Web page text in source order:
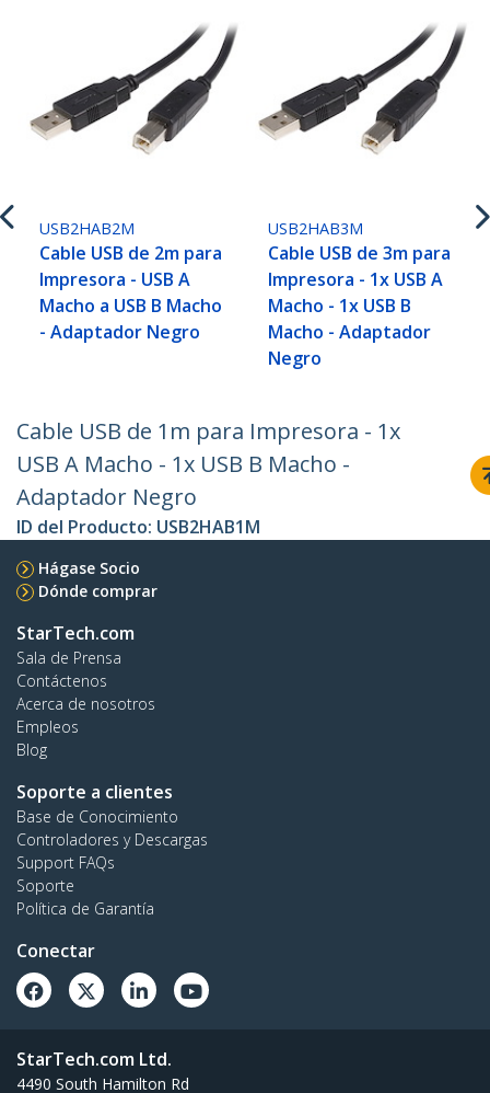
USB2HAB2M
Cable USB de 2m para
Impresora - USB A
Macho a USB B Macho
- Adaptador Negro
USB2HAB3M
Cable USB de 3m para
Impresora - 1x USB A
Macho - 1x USB B
Macho - Adaptador
Negro
Cable USB de 1m para Impresora - 1x
USB A Macho - 1x USB B Macho -
Adaptador Negro
ID del Producto: USB2HAB1M
Hágase Socio
Dónde comprar
StarTech.com
Sala de Prensa
Contáctenos
Acerca de nosotros
Empleos
Blog
Soporte a clientes
Base de Conocimiento
Controladores y Descargas
Support FAQs
Soporte
Política de Garantía
Conectar
StarTech.com Ltd.
4490 South Hamilton Rd